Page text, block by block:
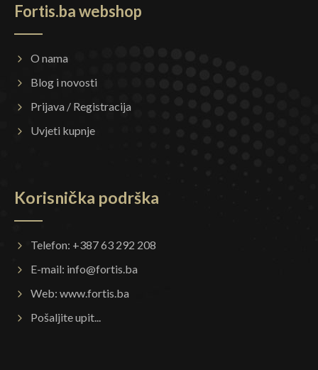
Fortis.ba webshop
O nama
Blog i novosti
Prijava / Registracija
Uvjeti kupnje
Korisnička podrška
Telefon: +387 63 292 208
E-mail: info@fortis.ba
Web: www.fortis.ba
Pošaljite upit...